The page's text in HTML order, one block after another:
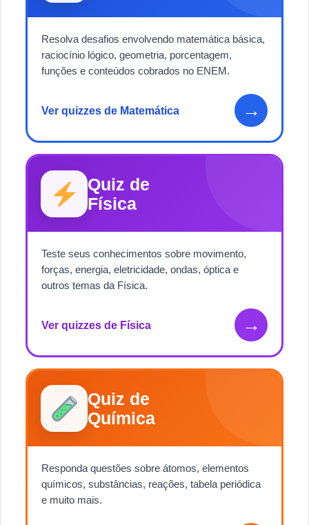
Resolva desafios envolvendo matemática básica,
raciocínio lógico, geometria, porcentagem,
funções e conteúdos cobrados no ENEM.
Ver quizzes de Matemática →
Quiz de
Física
Teste seus conhecimentos sobre movimento,
forças, energia, eletricidade, ondas, óptica e
outros temas da Física.
Ver quizzes de Física →
Quiz de
Química
Responda questões sobre átomos, elementos
químicos, substâncias, reações, tabela periódica
e muito mais.